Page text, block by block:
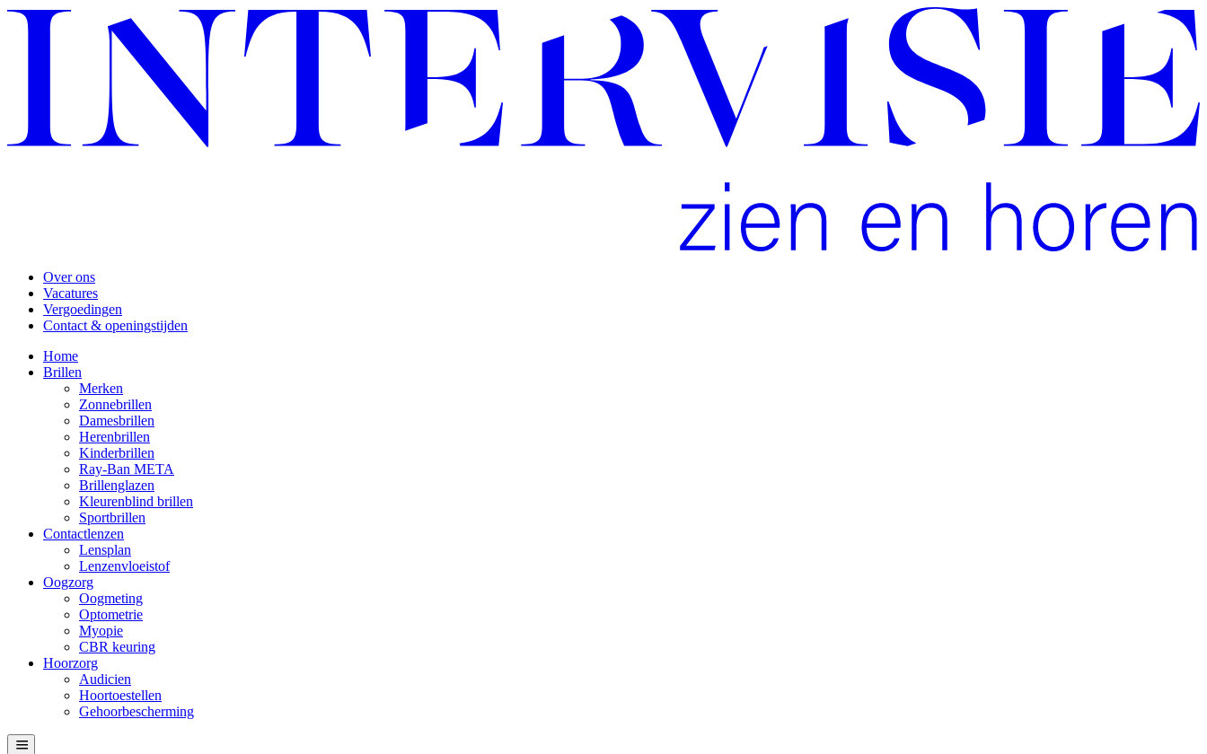
Over ons
Vacatures
Vergoedingen
Contact & openingstijden
Home
Brillen
Merken
Zonnebrillen
Damesbrillen
Herenbrillen
Kinderbrillen
Ray-Ban META
Brillenglazen
Kleurenblind brillen
Sportbrillen
Contactlenzen
Lensplan
Lenzenvloeistof
Oogzorg
Oogmeting
Optometrie
Myopie
CBR keuring
Hoorzorg
Audicien
Hoortoestellen
Gehoorbescherming